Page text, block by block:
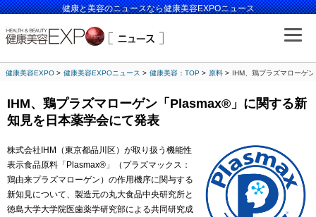
健康と美容のニュースなら健康美容EXPOニュース
健康美容EXPO 健康美容EXPOニュース 健康美容：TOP 原料 IHM、鶏プラズマローゲ
IHM、鶏プラズマローゲン「Plasmax®」に関する新
知見を日本薬学会にて発表
株式会社IHM（東京都品川区）が取り扱う機能性
表示食品原料「Plasmax®」（プラズマックス：
鶏由来プラズマローゲン）の作用機序に関与する
新知見について、製造元の丸大食品中央研究所と
徳島大学大学院医歯薬学研究部による共同研究成